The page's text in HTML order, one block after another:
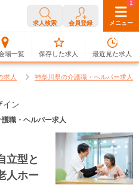
求人検索 会員登録 メニュー
場一覧
0
保存した求人
1
最近見た求人
求人 神奈川県の介護職・ヘルパー求人
イン
護職・ヘルパー求人
立型と
人ホー